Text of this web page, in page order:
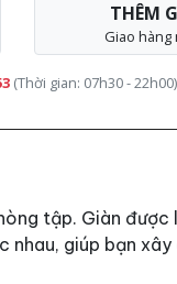
THÊM
Giao
(Thời gian: 07h30 - 22h00)
tập. Giàn
giúp bạn